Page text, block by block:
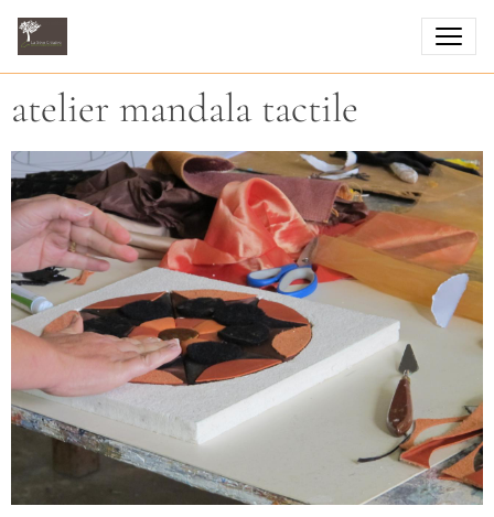
atelier mandala tactile